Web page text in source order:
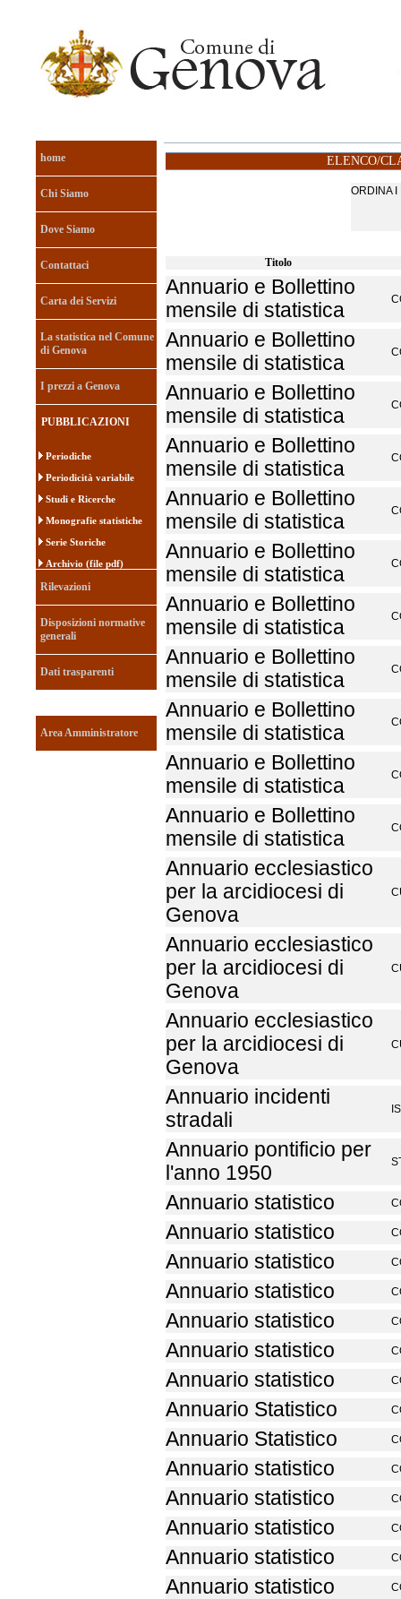
home
Chi Siamo
Dove Siamo
Contattaci
Carta dei Servizi
La statistica nel Comune
di Genova
I prezzi a Genova
PUBBLICAZIONI
Periodiche
Periodicità variabile
Studi e Ricerche
Monografie statistiche
Serie Storiche
Archivio (file pdf)
Rilevazioni
Disposizioni normative
generali
Dati trasparenti
Area Amministratore
ELENCO/
Titolo
Annuario e Bollettino
mensile di statistica
Annuario e Bollettino
mensile di statistica
Annuario e Bollettino
mensile di statistica
Annuario e Bollettino
mensile di statistica
Annuario e Bollettino
mensile di statistica
Annuario e Bollettino
mensile di statistica
Annuario e Bollettino
mensile di statistica
Annuario e Bollettino
mensile di statistica
Annuario e Bollettino
mensile di statistica
Annuario e Bollettino
mensile di statistica
Annuario e Bollettino
mensile di statistica
Annuario ecclesiastico
per la arcidiocesi di
Genova
Annuario ecclesiastico
per la arcidiocesi di
Genova
Annuario ecclesiastico
per la arcidiocesi di
Genova
Annuario incidenti
stradali
Annuario pontificio per
l'anno 1950
Annuario statistico
Annuario statistico
Annuario statistico
Annuario statistico
Annuario statistico
Annuario statistico
Annuario statistico
Annuario Statistico
Annuario Statistico
Annuario statistico
Annuario statistico
Annuario statistico
Annuario statistico
Annuario statistico